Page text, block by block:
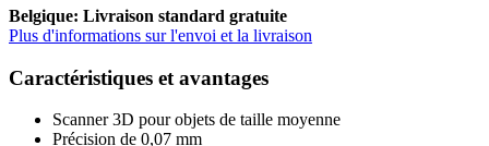
Belgique: Livraison standard gratuite
Plus d'informations sur l'envoi et la livraison
Caractéristiques et avantages
Scanner 3D pour objets de taille moyenne
Précision de 0,07 mm